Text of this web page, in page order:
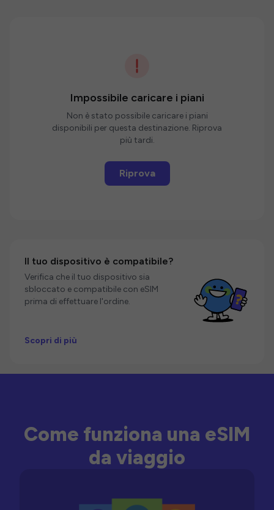
Impossibile caricare i piani
Non è stato possibile caricare i piani
disponibili per questa destinazione. Riprova
più tardi.
Riprova
Il tuo dispositivo è compatibile?
Verifica che il tuo dispositivo sia
sbloccato e compatibile con eSIM
prima di effettuare l'ordine.
Scopri di più
Come funziona una eSIM
da viaggio